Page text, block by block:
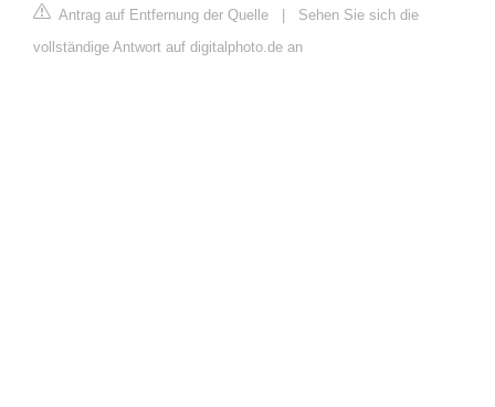
Antrag auf Entfernung der Quelle | Sehen Sie sich die
vollständige Antwort auf digitalphoto.de an